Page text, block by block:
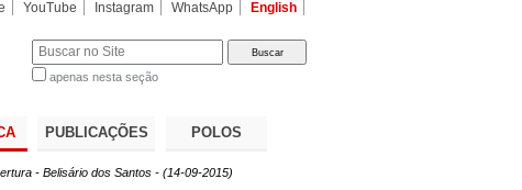
YouTube Instagram WhatsApp English
apenas nesta seção
PUBLICAÇÕES POLOS
- Belisário dos Santos - (14-09-2015)